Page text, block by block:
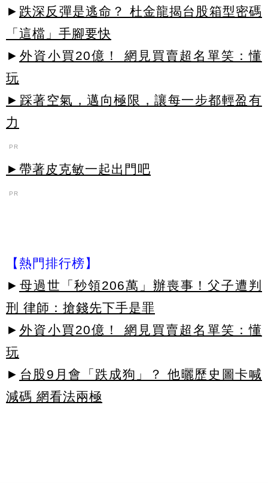
► 跌深反彈是逃命？ 杜金龍揭台股箱型密碼
「這檔」手腳要快
► 外資小買20億！ 網見買賣超名單笑：懂
玩
►踩著空氣，邁向極限，讓每一步都輕盈有
力
PR
►帶著皮克敏一起出門吧
PR
【熱門排行榜】
► 母過世「秒領206萬」辦喪事！父子遭判
刑 律師：搶錢先下手是罪
► 外資小買20億！ 網見買賣超名單笑：懂
玩
► 台股9月會「跌成狗」？ 他曬歷史圖卡喊
減碼 網看法兩極